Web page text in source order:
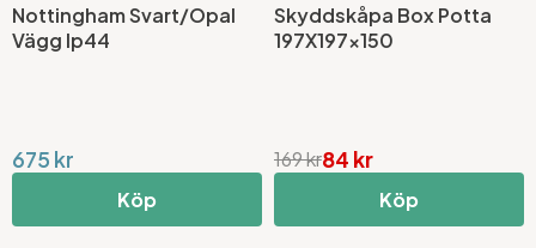
Nottingham Svart/Opal
Vägg Ip44
675 kr
Köp
Skyddskåpa Box Potta
197X197x150
84 kr
169 kr
Köp